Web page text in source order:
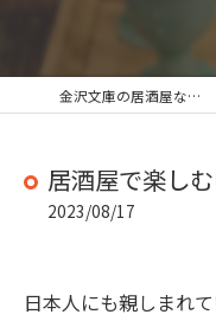
金沢文庫の居酒屋なら御転婆飯店
居酒屋で楽し
2023/08/17
日本人にも親しまれ